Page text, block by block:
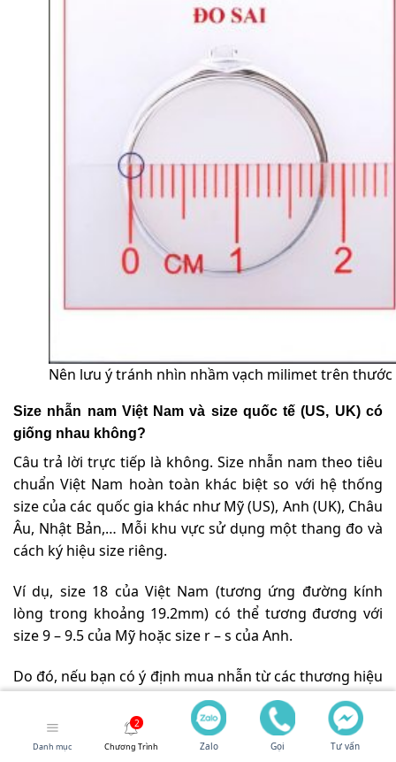
Nên lưu ý tránh nhìn nhầm vạch milimet trên
Size nhẫn nam Việt Nam và size quốc tế (US, UK) có
giống nhau không?
Câu trả lời trực tiếp là không. Size nhẫn nam theo tiêu
chuẩn Việt Nam hoàn toàn khác biệt so với hệ thống
size của các quốc gia khác như Mỹ (US), Anh (UK), Châu
Âu, Nhật Bản,… Mỗi khu vực sử dụng một thang đo và
cách ký hiệu size riêng.
Ví dụ, size 18 của Việt Nam (tương ứng đường kính
lòng trong khoảng 19.2mm) có thể tương đương với
size 9 – 9.5 của Mỹ hoặc size r – s của Anh.
Do đó, nếu bạn có ý định mua nhẫn từ các thương hiệu
nước ngoài hoặc mua hàng quốc tế, điều cực kỳ quan
trọng là phải kiểm tra
bảng size nhẫnquy đổi cụ thể
do chính thương hiệu đó cung cấp hoặc tìm hiểu bảng
Danh mục Chương Trình Zalo Gọi Tư vấn